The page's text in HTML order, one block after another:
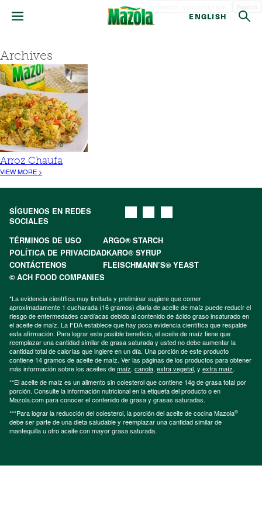
ENGLISH
Archives
Arroz Chaufa
VIEW MORE >
SÍGUENOS EN REDES
SOCIALES
TÉRMINOS DE USO
ARGO® STARCH
POLÍTICA DE PRIVACIDADKARO® SYRUP
CONTÁCTENOS
FLEISCHMANN’S® YEAST
© ACH FOOD COMPANIES
*La evidencia científica muy limitada y preliminar sugiere que comer
aproximadamente 1 cucharada (16 gramos) diaria de aceite de maíz puede reducir el
riesgo de enfermedades cardíacas debido al contenido de ácido graso insaturado en
el aceite de maíz. La FDA establece que hay poca evidencia científica que respalde
esta afirmación. Para lograr este posible beneficio, el aceite de maíz tiene que
reemplazar una cantidad similar de grasa saturada y usted no debe aumentar la
cantidad total de calorías que ingiere en un día. Una porción de este producto
contiene 14 gramos de aceite de maíz. Ver las páginas de los productos para obtener
más información sobre los aceites demaíz, canola, extra vegetal, y extra maíz.
**El aceite de maíz es un alimento sin colesterol que contiene 14g de grasa total por
porción. Consulte la información nutricional en la etiqueta del producto o en
Mazola.com para conocer el contenido de grasa y grasas saturadas.
***Para lograr la reducción del colesterol, la porción del aceite de cocina Mazola®
debe ser parte de una dieta saludable y reemplazar una cantidad similar de
mantequilla u otro aceite con mayor grasa saturada.